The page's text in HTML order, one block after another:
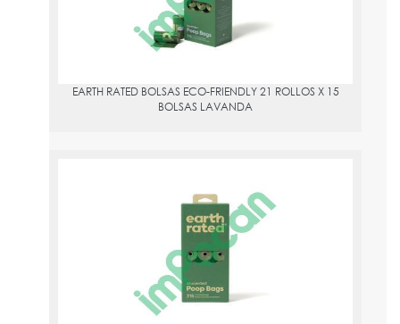
EARTH RATED BOLSAS ECO-FRIENDLY 21 ROLLOS X 15
BOLSAS LAVANDA
EARTH RATED BOLSAS ECO-FRIENDLY 21 ROLLOS X 15 BOLSAS